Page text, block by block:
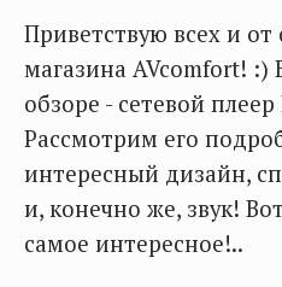
Приветствую всех и
магазина AVcomfort!
обзоре - сетевой
Рассмотрим его
интересный дизайн,
и, конечно же, звук!
самое интересное!..